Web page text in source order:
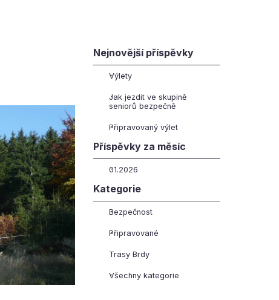
Přeskočit blok Nejnovější příspěvky
Nejnovější příspěvky
Výlety
Jak jezdit ve skupině
seniorů bezpečně
Připravovaný výlet
Přeskočit blok Příspěvky za měsíc
Příspěvky za měsíc
01.2026
Přeskočit blok Kategorie
Kategorie
Bezpečnost
Připravované
Trasy Brdy
Všechny kategorie